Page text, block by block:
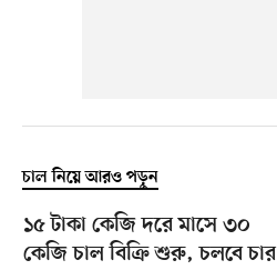
চাল নিয়ে আরও পড়ুন
১৫ টাকা কেজি দরে মাসে ৩০
কেজি চাল বিক্রি শুরু, চলবে চার